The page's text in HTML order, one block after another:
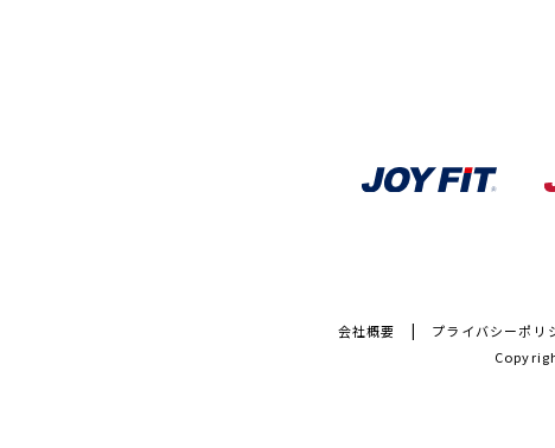
会社概要 プライバシーポリ